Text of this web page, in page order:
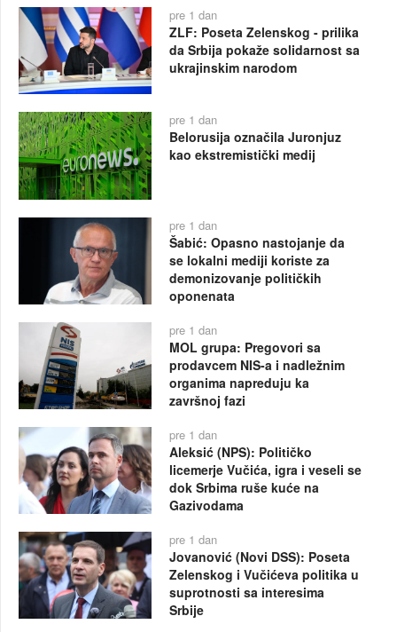
pre 1 dan
ZLF: Poseta Zelenskog - prilika
da Srbija pokaže solidarnost sa
ukrajinskim narodom
pre 1 dan
Belorusija označila Juronjuz
kao ekstremistički medij
pre 1 dan
Šabić: Opasno nastojanje da
se lokalni mediji koriste za
demonizovanje političkih
oponenata
pre 1 dan
MOL grupa: Pregovori sa
prodavcem NIS-a i nadležnim
organima napreduju ka
završnoj fazi
pre 1 dan
Aleksić (NPS): Političko
licemerje Vučića, igra i veseli se
dok Srbima ruše kuće na
Gazivodama
pre 1 dan
Jovanović (Novi DSS): Poseta
Zelenskog i Vučićeva politika u
suprotnosti sa interesima
Srbije